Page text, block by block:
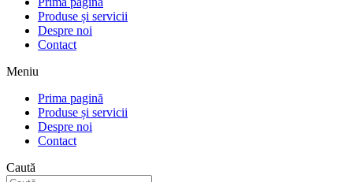
Produse și servicii
Despre noi
Contact
Meniu
Prima pagină
Produse și servicii
Despre noi
Contact
Caută